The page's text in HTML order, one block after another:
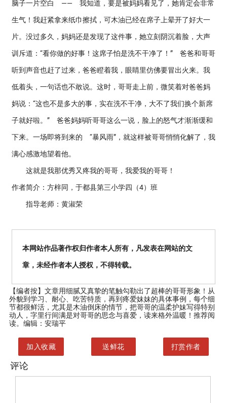
脑子一片空白 —— 我知道，要是被妈妈看见了，她肯定会非常
生气！我赶紧拿来纸巾擦拭，可木油已经在席子上晕开了好大一
片。没过多久，妈妈还是发现了这件事，她立刻阴沉着脸，大声
训斥道：“看你做的好事！这席子怕是洗不干净了！” 爸爸和哥哥
听到声音也赶了过来，爸爸瞪着我，眼睛里仿佛要冒出火来。我
低着头，一句话也不敢说。这时，哥哥走上前，微笑着对爸爸妈
妈说：“这也不是多大的事，实在洗不干净，大不了我们换个新席
子就好啦。” 爸爸妈妈听哥哥这么一说，脸上的怒气才渐渐缓和
下来。一场即将到来的 “暴风雨”，就这样被哥哥悄悄化解了，我
满心感激地望着他。
这就是我那优秀又疼我的哥哥，我爱我的哥哥！
作者简介：方梓同，于都县第三小学四（4）班
指导老师：黄淑荣
本网站作品著作权归作者本人所有，凡发表在网站的文
章，未经作者本人授权，不得转载。
【编者按】 文章用细腻又真挚的笔触勾勒出了超棒的哥哥形象！从
外貌到学习、耐心、吃苦特质，再到疼爱妹妹的具体事例，每个细
节都很鲜活，尤其是木油倒床的情节，把哥哥的温柔护妹写得特别
动人，字里行间满是对哥哥的思念与喜爱，读来格外温暖！推荐阅
读。编辑：安瑞平
加入收藏 送鲜花 打赏作者
评论